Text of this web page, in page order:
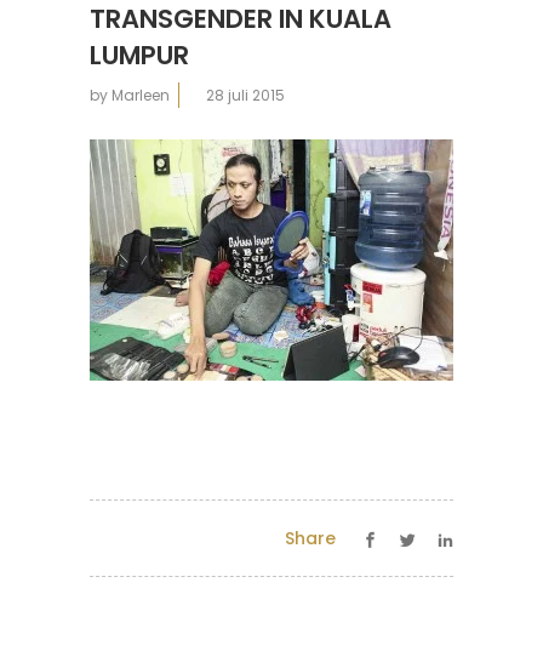
TRANSGENDER IN KUALA
LUMPUR
by Marleen 28 juli 2015
Share